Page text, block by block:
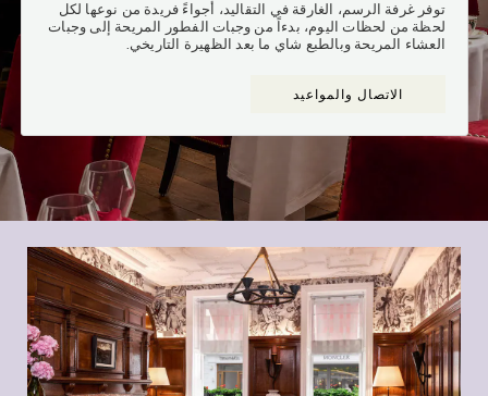
توفر غرفة الرسم، الغارقة في التقاليد، أجواءً فريدة من نوعها لكل
لحظة من لحظات اليوم، بدءاً من وجبات الفطور المريحة إلى وجبات
العشاء المريحة وبالطبع شاي ما بعد الظهيرة التاريخي.
الاتصال والمواعيد